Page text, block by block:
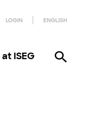
LOGIN ENGLISH
ISEG